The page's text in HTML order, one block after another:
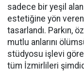
sadece bir yeşil
estetiğine yön
tasarlandı. Parkın,
mutlu anlarını
stüdyosu işlevi
tüm İzmirlileri